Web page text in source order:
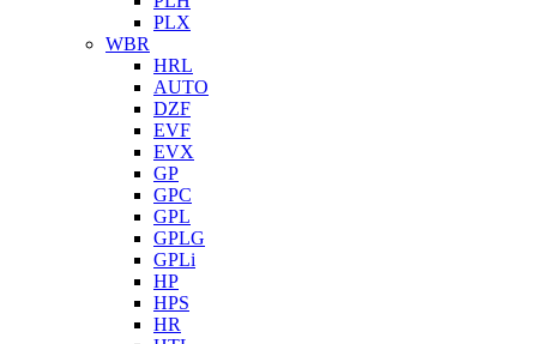
PLX
WBR
HRL
AUTO
DZF
EVF
EVX
GP
GPC
GPL
GPLG
GPLi
HP
HPS
HR